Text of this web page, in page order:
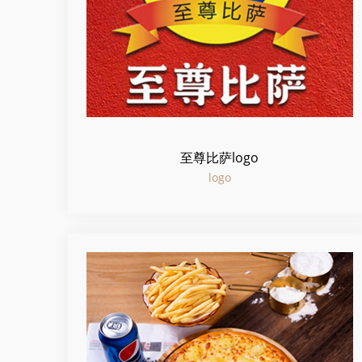
至尊比萨logo
logo